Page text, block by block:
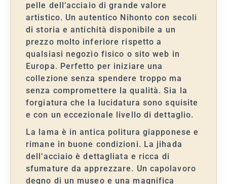
pelle dell’acciaio di grande valore
artistico. Un autentico Nihonto con secoli
di storia e antichità disponibile a un
prezzo molto inferiore rispetto a
qualsiasi negozio fisico o sito web in
Europa. Perfetto per iniziare una
collezione senza spendere troppo ma
senza compromettere la qualità. Sia la
forgiatura che la lucidatura sono squisite
e con un eccezionale livello di dettaglio.
La lama è in antica politura giapponese e
rimane in buone condizioni. La jihada
dell’acciaio è dettagliata e ricca di
sfumature da apprezzare. Un capolavoro
degno di un museo e una magnifica